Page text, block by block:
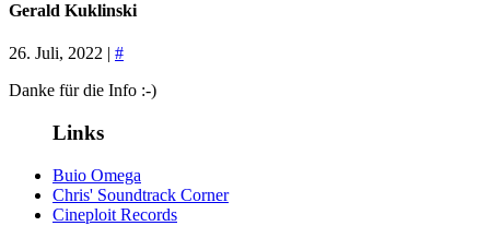
Gerald Kuklinski
26. Juli, 2022 | #
Danke für die Info :-)
Links
Buio Omega
Chris' Soundtrack Corner
Cineploit Records